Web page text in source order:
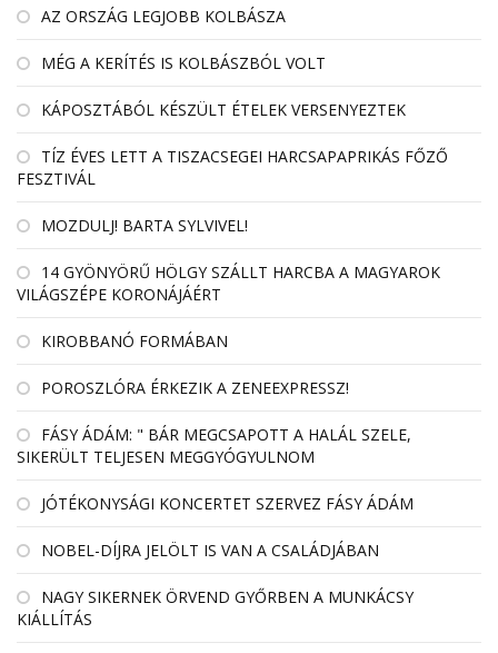
AZ ORSZÁG LEGJOBB KOLBÁSZA
MÉG A KERÍTÉS IS KOLBÁSZBÓL VOLT
KÁPOSZTÁBÓL KÉSZÜLT ÉTELEK VERSENYEZTEK
TÍZ ÉVES LETT A TISZACSEGEI HARCSAPAPRIKÁS FŐZŐ
FESZTIVÁL
MOZDULJ! BARTA SYLVIVEL!
14 GYÖNYÖRŰ HÖLGY SZÁLLT HARCBA A MAGYAROK
VILÁGSZÉPE KORONÁJÁÉRT
KIROBBANÓ FORMÁBAN
POROSZLÓRA ÉRKEZIK A ZENEEXPRESSZ!
FÁSY ÁDÁM: " BÁR MEGCSAPOTT A HALÁL SZELE,
SIKERÜLT TELJESEN MEGGYÓGYULNOM
JÓTÉKONYSÁGI KONCERTET SZERVEZ FÁSY ÁDÁM
NOBEL-DÍJRA JELÖLT IS VAN A CSALÁDJÁBAN
NAGY SIKERNEK ÖRVEND GYŐRBEN A MUNKÁCSY
KIÁLLÍTÁS